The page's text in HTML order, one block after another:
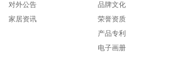
对外公告
家居资讯
品牌文化
荣誉资质
产品专利
电子画册